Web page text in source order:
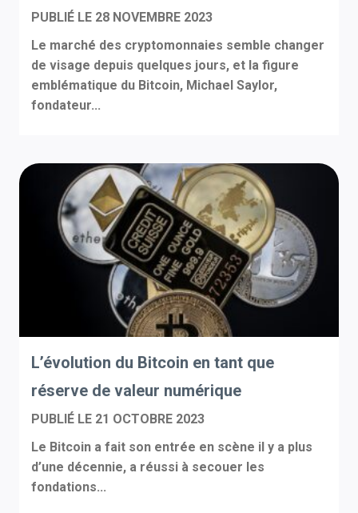
PUBLIÉ LE 28 NOVEMBRE 2023
Le marché des cryptomonnaies semble changer
de visage depuis quelques jours, et la figure
emblématique du Bitcoin, Michael Saylor,
fondateur...
L’évolution du Bitcoin en tant que
réserve de valeur numérique
PUBLIÉ LE 21 OCTOBRE 2023
Le Bitcoin a fait son entrée en scène il y a plus
d’une décennie, a réussi à secouer les
fondations...